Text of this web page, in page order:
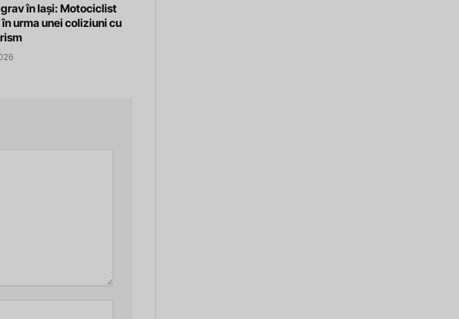
în Iași: Motociclist
urma unei coliziuni cu